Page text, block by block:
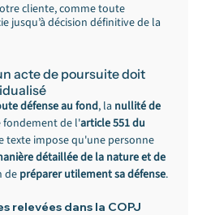
cliente, comme toute
jusqu’à décision définitive de la
acte de poursuite doit
défense au fond, la nullité de
fondement de l'article 551 du
texte impose qu'une personne
détaillée de la nature et de
de préparer utilement sa défense.
relevées dans la COPJ